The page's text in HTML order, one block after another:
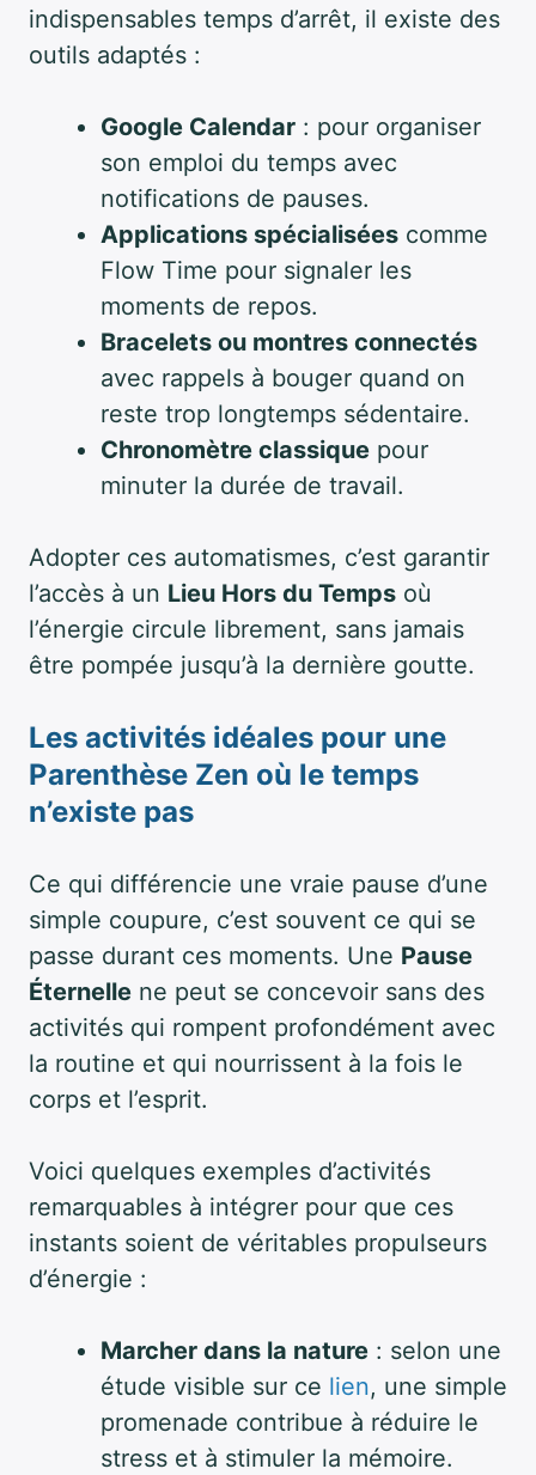
indispensables temps d’arrêt, il existe des
outils adaptés :
Google Calendar : pour organiser
son emploi du temps avec
notifications de pauses.
Applications spécialisées comme
Flow Time pour signaler les
moments de repos.
Bracelets ou montres connectés
avec rappels à bouger quand on
reste trop longtemps sédentaire.
Chronomètre classique pour
minuter la durée de travail.
Adopter ces automatismes, c’est garantir
l’accès à un Lieu Hors du Temps où
l’énergie circule librement, sans jamais
être pompée jusqu’à la dernière goutte.
Les activités idéales pour une
Parenthèse Zen où le temps
n’existe pas
Ce qui différencie une vraie pause d’une
simple coupure, c’est souvent ce qui se
passe durant ces moments. Une Pause
Éternelle ne peut se concevoir sans des
activités qui rompent profondément avec
la routine et qui nourrissent à la fois le
corps et l’esprit.
Voici quelques exemples d’activités
remarquables à intégrer pour que ces
instants soient de véritables propulseurs
d’énergie :
Marcher dans la nature : selon une
étude visible sur ce lien, une simple
promenade contribue à réduire le
stress et à stimuler la mémoire.